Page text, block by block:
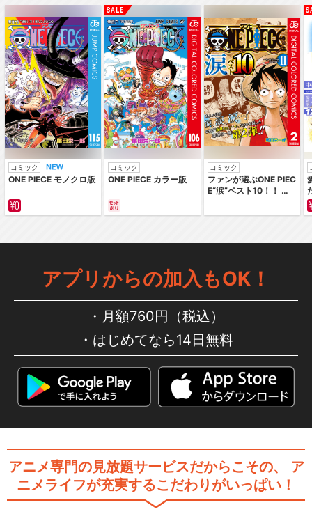
ガールズ劇場
アイドルマスター シンデレラ
ガールズ劇場 2期
アイドルマスター シンデレラ
ガールズ劇場 3r…
ガールズ劇場 CL…
アイドルマスター SideM 理由
あってMin…
アニメ「アイドルマスター シ
コミック
ONE PIECE モノクロ版
コミック
ONE PIECE カラー版
コミック
ファンが選ぶONE PIEC
E“涙”ベスト10！！ ～
編～ カラー版
アプリからの加入もOK！
月額760円（税込）
はじめてなら14日無料
アニメ専門の見放題サービスだからこその、
ア
ニメライフが充実するこだわりがいっぱい！